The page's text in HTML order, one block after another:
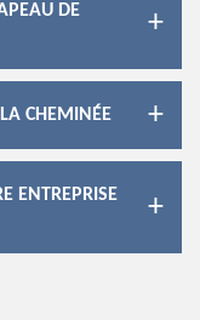
DE
CHEMINÉE
ENTREPRISE